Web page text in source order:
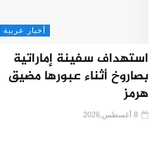
أخبار عربية
استهداف سفينة إماراتية
بصاروخ أثناء عبورها مضيق
هرمز